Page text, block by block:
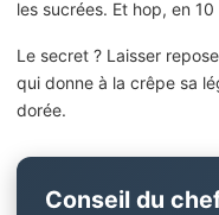
les sucrées. Et hop, en
Le secret ? Laisser
qui donne à la crêpe sa
dorée.
Conseil du